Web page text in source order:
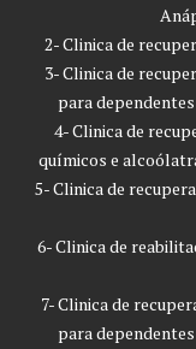
2- Clinica de
3- Clinica de
para
4- Clinica de
químicos e
5- Clinica de
6- Clinica de
7- Clinica de
para